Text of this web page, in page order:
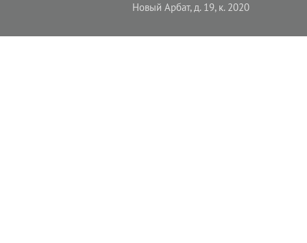
Новый Арбат, д. 19, к. 2020